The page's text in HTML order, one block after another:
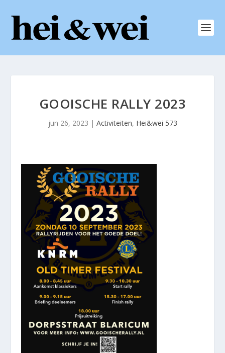
GOOISCHE RALLY 2023
jun 26, 2023 | Activiteiten, Hei&wei 573